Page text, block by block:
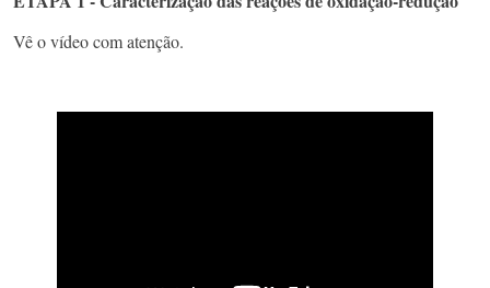
Vê o vídeo com atenção.